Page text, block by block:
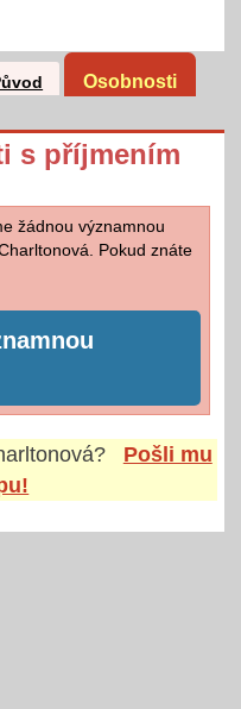
Osobnosti
s příjmením
žádnou významnou
Pokud znáte
?
Pošli mu